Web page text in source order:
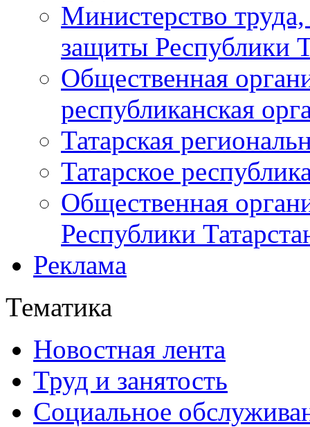
Министерство
защиты Республики
Общественная
республиканская
Татарская
Татарское
Общественная
Республики
Реклама
Тематика
Новостная лента
Труд и занятость
Социальное